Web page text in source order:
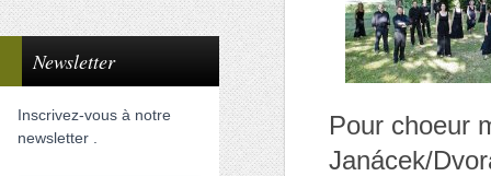
Newsletter
Inscrivez-vous à notre
newsletter .
Pour choeur
Janácek/